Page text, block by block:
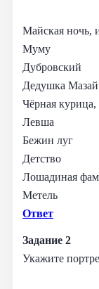
Майская ночь,
Муму
Дубровский
Дедушка
Чёрная
Левша
Бежин луг
Детство
Лошадиная
Метель
Ответ
Задание 2
Укажите